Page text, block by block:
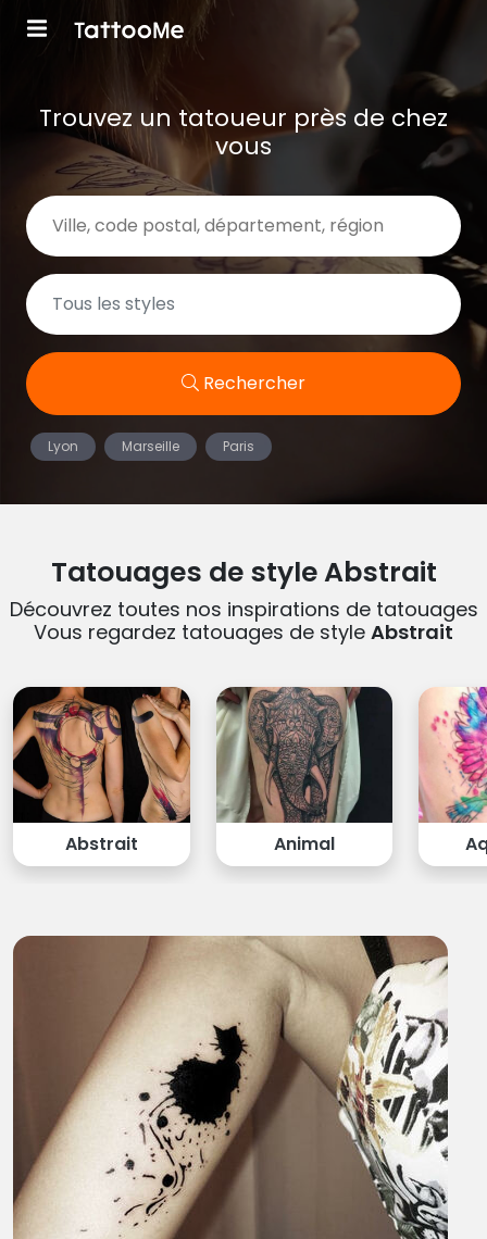
Trouvez un tatoueur près de chez
vous
Rechercher
Lyon Marseille Paris
Tatouages de style Abstrait
Découvrez toutes nos inspirations de tatouages
Vous regardez tatouages de style Abstrait
Abstrait Animal